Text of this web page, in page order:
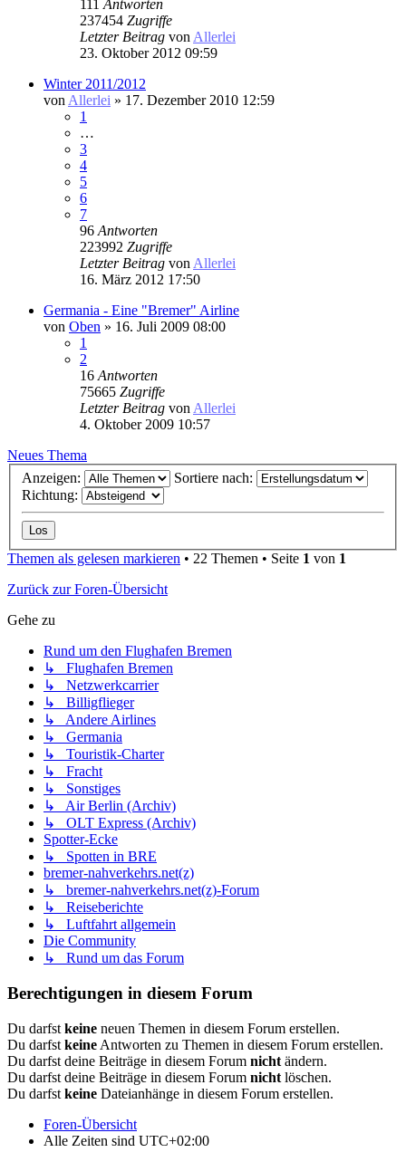
111 Antworten
237454 Zugriffe
Letzter Beitrag von Allerlei
23. Oktober 2012 09:59
Winter 2011/2012
von Allerlei » 17. Dezember 2010 12:59
1
…
3
4
5
6
7
96 Antworten
223992 Zugriffe
Letzter Beitrag von Allerlei
16. März 2012 17:50
Germania - Eine "Bremer" Airline
von Oben » 16. Juli 2009 08:00
1
2
16 Antworten
75665 Zugriffe
Letzter Beitrag von Allerlei
4. Oktober 2009 10:57
Neues Thema
Anzeigen:
Sortiere nach:
Richtung:
Themen als gelesen markieren • 22 Themen • Seite 1 von 1
Zurück zur Foren-Übersicht
Gehe zu
Rund um den Flughafen Bremen
↳ Flughafen Bremen
↳ Netzwerkcarrier
↳ Billigflieger
↳ Andere Airlines
↳ Germania
↳ Touristik-Charter
↳ Fracht
↳ Sonstiges
↳ Air Berlin (Archiv)
↳ OLT Express (Archiv)
Spotter-Ecke
↳ Spotten in BRE
bremer-nahverkehrs.net(z)
↳ bremer-nahverkehrs.net(z)-Forum
↳ Reiseberichte
↳ Luftfahrt allgemein
Die Community
↳ Rund um das Forum
Berechtigungen in diesem Forum
Du darfst keine neuen Themen in diesem Forum erstellen.
Du darfst keine Antworten zu Themen in diesem Forum erstellen.
Du darfst deine Beiträge in diesem Forum nicht ändern.
Du darfst deine Beiträge in diesem Forum nicht löschen.
Du darfst keine Dateianhänge in diesem Forum erstellen.
Foren-Übersicht
Alle Zeiten sind UTC+02:00